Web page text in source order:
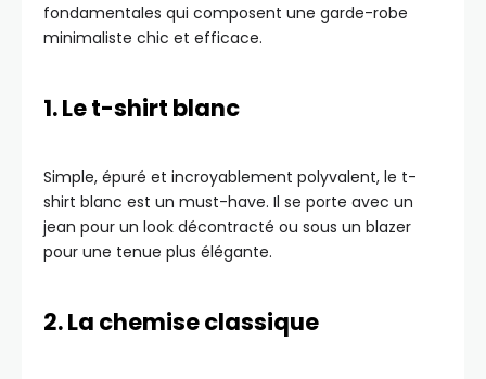
fondamentales qui composent une garde-robe
minimaliste chic et efficace.
1. Le t-shirt blanc
Simple, épuré et incroyablement polyvalent, le t-
shirt blanc est un must-have. Il se porte avec un
jean pour un look décontracté ou sous un blazer
pour une tenue plus élégante.
2. La chemise classique